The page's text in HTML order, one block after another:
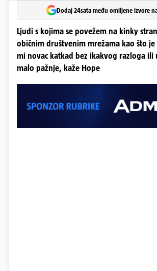
Dodaj 24sata među omiljene izvore
Ljudi s kojima se povežem na kinky
običnim društvenim mrežama kao što je
mi novac katkad bez ikakvog razloga ili
malo pažnje, kaže Hope